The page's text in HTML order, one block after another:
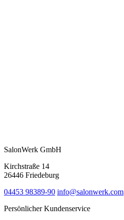
SalonWerk GmbH
Kirchstraße 14
26446 Friedeburg
04453 98389-90 info@salonwerk.com
Persönlicher Kundenservice